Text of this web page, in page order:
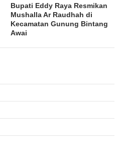
Bupati Eddy Raya Resmikan
Mushalla Ar Raudhah di
Kecamatan Gunung Bintang
Awai